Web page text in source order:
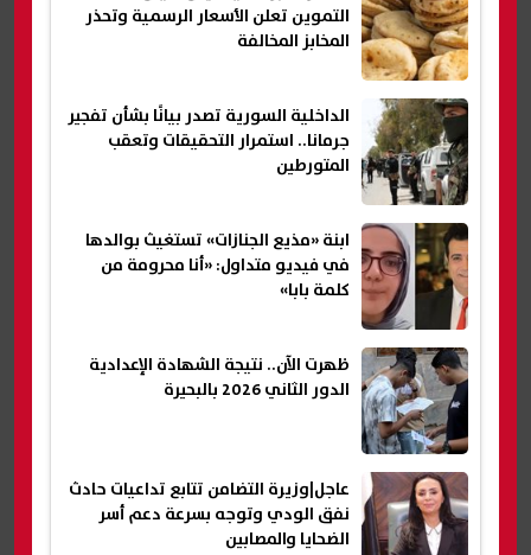
التموين تعلن الأسعار الرسمية وتحذر
المخابز المخالفة
الداخلية السورية تصدر بيانًا بشأن تفجير
جرمانا.. استمرار التحقيقات وتعقب
المتورطين
ابنة «مذيع الجنازات» تستغيث بوالدها
في فيديو متداول: «أنا محرومة من
كلمة بابا»
ظهرت الآن.. نتيجة الشهادة الإعدادية
الدور الثاني 2026 بالبحيرة
عاجل|وزيرة التضامن تتابع تداعيات حادث
نفق الودي وتوجه بسرعة دعم أسر
الضحايا والمصابين